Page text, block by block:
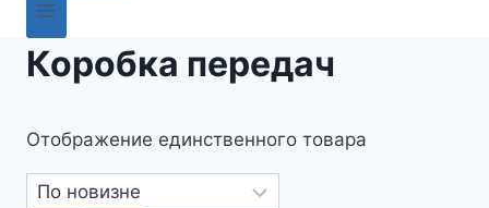
Коробка передач
Отображение единственного товара